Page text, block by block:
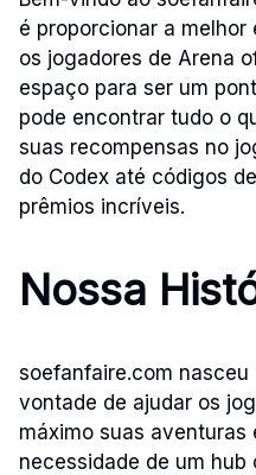
é proporcionar a
os jogadores de Arena
espaço para ser um
pode encontrar tudo o
suas recompensas no
do Codex até códigos
prêmios incríveis.
Nossa
soefanfaire.com
vontade de ajudar os
máximo suas aventuras
necessidade de um hub